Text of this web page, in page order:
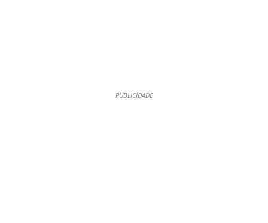
PUBLICIDADE